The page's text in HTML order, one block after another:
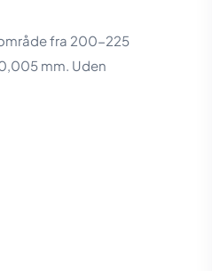
fra 200-225
mm. Uden